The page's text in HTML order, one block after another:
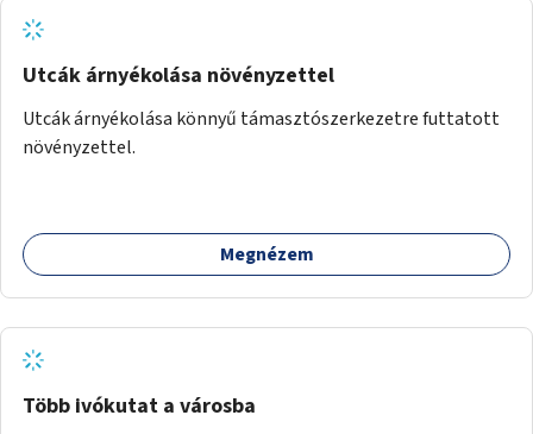
Utcák árnyékolása növényzettel
Utcák árnyékolása könnyű támasztószerkezetre futtatott
növényzettel.
Megnézem
Több ivókutat a városba